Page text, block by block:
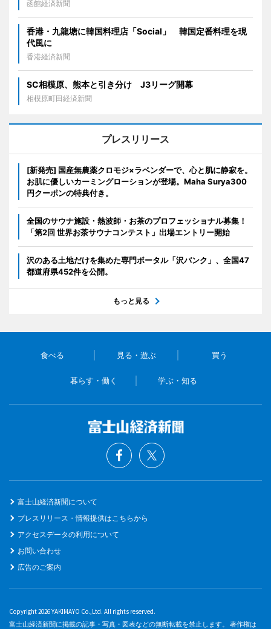
函館経済新聞
香港・九龍塘に韓国料理店「Social」 韓国定番料理を現
代風に
香港経済新聞
SC相模原、熊本と引き分け J3リーグ開幕
相模原町田経済新聞
プレスリリース
[新発売] 国産無農薬クロモジ×ラベンダーで、心と肌に静寂を。
お肌に優しいカーミングローションが登場。Maha Surya300
円クーポンの特典付き。
全国のサウナ施設・熱波師・お茶のプロフェッショナル募集！
「第2回 世界お茶サウナコンテスト」出場エントリー開始
沢のある土地だけを集めた専門ポータル「沢バンク」、全国47
都道府県452件を公開。
もっと見る
食べる 見る・遊ぶ 買う
暮らす・働く 学ぶ・知る
富士山経済新聞について
プレスリリース・情報提供はこちらから
アクセスデータの利用について
お問い合わせ
広告のご案内
Copyright 2026 YAKIMAYO Co.,Ltd. All rights reserved.
富士山経済新聞に掲載の記事・写真・図表などの無断転載を禁止します。 著作権は